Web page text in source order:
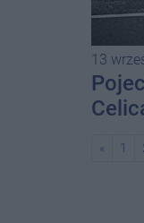
13
« 1